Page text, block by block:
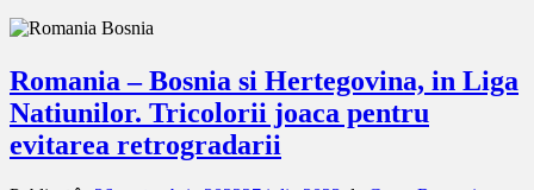
Romania – Bosnia si Hertegovina, in Liga
Natiunilor. Tricolorii joaca pentru
evitarea retrogradarii